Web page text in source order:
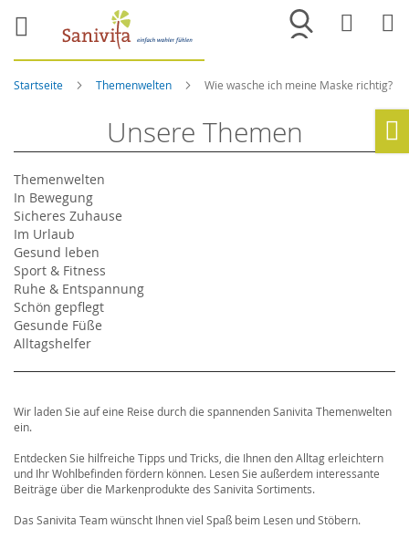
Merkliste
Startseite Themenwelten Wie wasche ich meine Maske richtig?
Unsere Themen
Themenwelten
In Bewegung
Sicheres Zuhause
Im Urlaub
Gesund leben
Sport & Fitness
Ruhe & Entspannung
Schön gepflegt
Gesunde Füße
Alltagshelfer
Wir laden Sie auf eine Reise durch die spannenden Sanivita Themenwelten
ein.
Entdecken Sie hilfreiche Tipps und Tricks, die Ihnen den Alltag erleichtern
und Ihr Wohlbefinden fördern können. Lesen Sie außerdem interessante
Beiträge über die Markenprodukte des Sanivita Sortiments.
Das Sanivita Team wünscht Ihnen viel Spaß beim Lesen und Stöbern.